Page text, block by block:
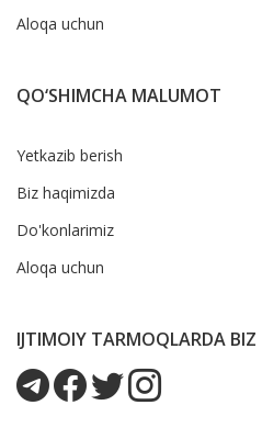
Aloqa uchun
QO‘SHIMCHA MALUMOT
Yetkazib berish
Biz haqimizda
Do'konlarimiz
Aloqa uchun
IJTIMOIY TARMOQLARDA BIZ